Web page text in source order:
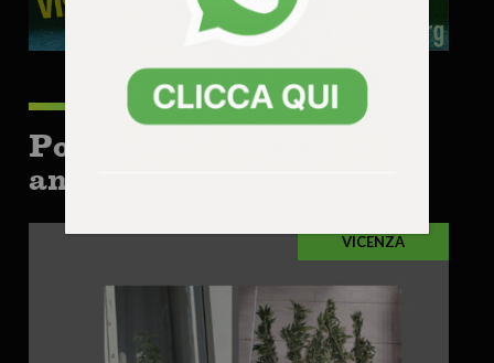
Potrebbe interessarti
anche:
VICENZA